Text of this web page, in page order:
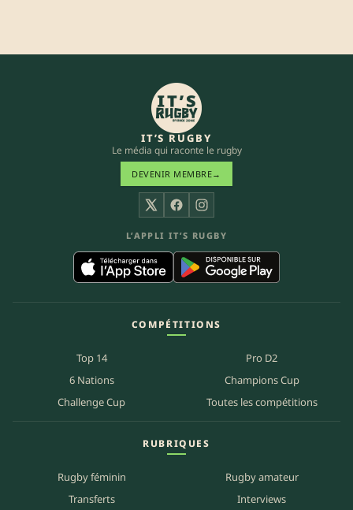
IT’S RUGBY
Le média qui raconte le rugby
DEVENIR MEMBRE→
X FacebookInstagram
L’APPLI IT’S RUGBY
COMPÉTITIONS
Top 14
Pro D2
6 Nations
Champions Cup
Challenge Cup
Toutes les compétitions
RUBRIQUES
Rugby féminin
Rugby amateur
Transferts
Interviews